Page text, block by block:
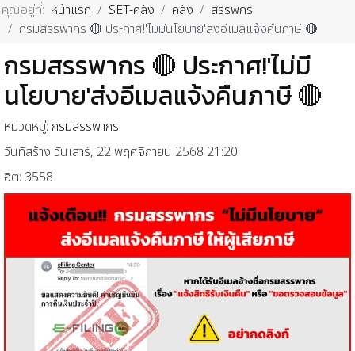
คุณอยู่ที่: หน้าแรก SET-คลัง คลัง
สรรพกร
กรมสรรพากร 🔴 ประกาศ!'ไม่มีนโยบาย'ส่งอีเมลแจ้งคืนภาษี 🔴
กรมสรรพากร 🔴 ประกาศ!'ไม่มี
นโยบาย'ส่งอีเมลแจ้งคืนภาษี 🔴
หมวดหมู่: กรมสรรพากร
วันที่สร้าง วันเสาร์, 22 พฤศจิกายน 2568 21:20
ฮิต: 3558